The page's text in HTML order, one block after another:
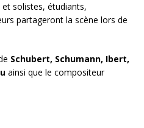
solistes, étudiants,
partageront la scène lors de
Schubert, Schumann, Ibert,
ainsi que le compositeur